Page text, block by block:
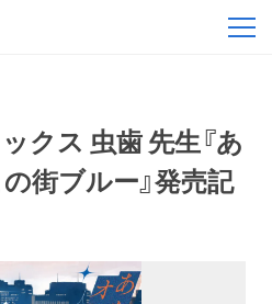
クス 虫歯 先生『あ
街ブルー』発売記